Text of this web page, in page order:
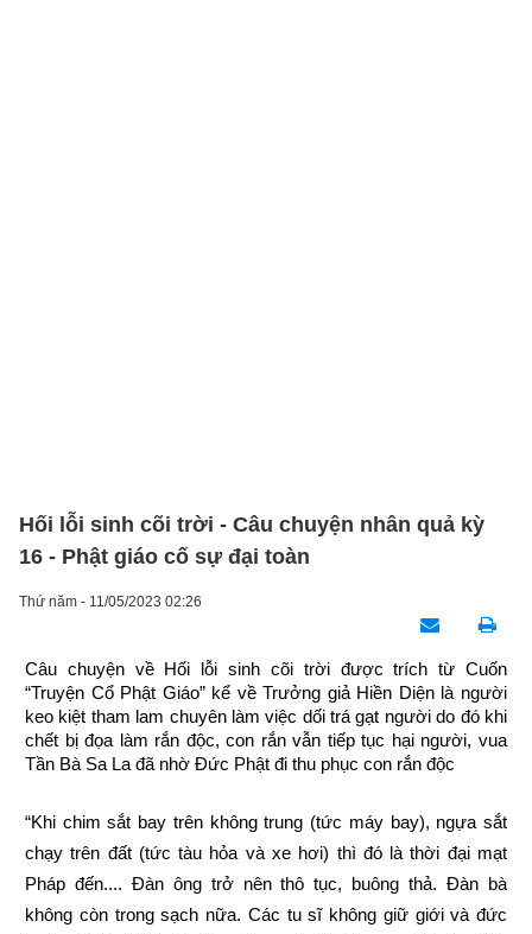
Hối lỗi sinh cõi trời - Câu chuyện nhân quả kỳ
16 - Phật giáo cố sự đại toàn
Thứ năm - 11/05/2023 02:26
Câu chuyện về Hối lỗi sinh cõi trời được trích từ Cuốn
“Truyện Cổ Phật Giáo” kể về Trưởng giả Hiền Diện là người
keo kiệt tham lam chuyên làm việc dối trá gạt người do đó khi
chết bị đọa làm rắn độc, con rắn vẫn tiếp tục hại người, vua
Tần Bà Sa La đã nhờ Đức Phật đi thu phục con rắn độc
“Khi chim sắt bay trên không trung (tức máy bay), ngựa sắt
chạy trên đất (tức tàu hỏa và xe hơi) thì đó là thời đại mạt
Pháp đến.... Đàn ông trở nên thô tục, buông thả. Đàn bà
không còn trong sạch nữa. Các tu sĩ không giữ giới và đức